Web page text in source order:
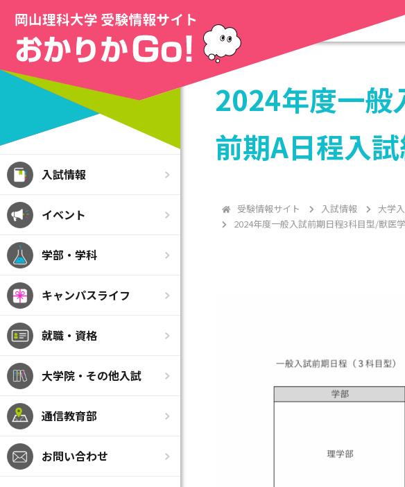
入試情報
イベント
学部・学科
キャンパスライフ
就職・資格
大学院・その他入試
通信教育部
お問い合わせ
2024年度一般
前期A日程入
受験情報サイト 入試情報 大学
2024年度一般入試前期日程3科目型/獣医